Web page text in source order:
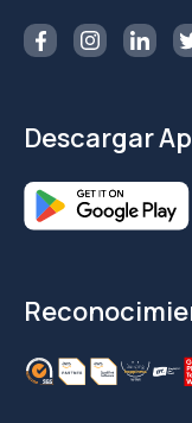
Descargar